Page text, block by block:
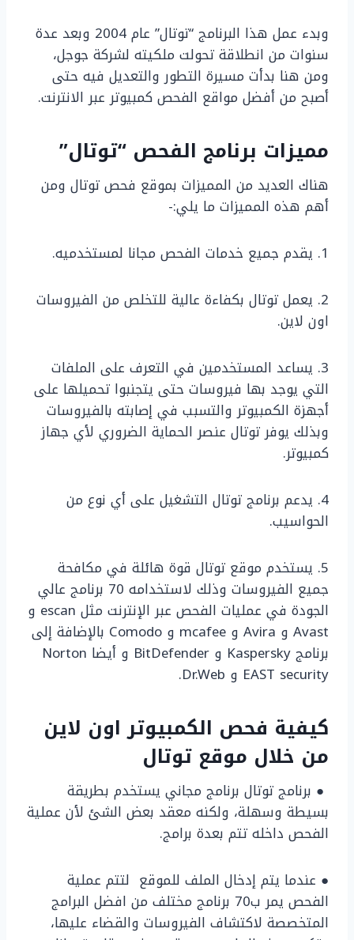
وبدء عمل هذا البرنامج “توتال” عام 2004 وبعد عدة
سنوات من انطلاقة تحولت ملكيته لشركة جوجل،
ومن هنا بدأت مسيرة التطور والتعديل فيه حتى
أصبح من أفضل مواقع الفحص كمبيوتر عبر الانترنت.
مميزات برنامج الفحص “توتال”
هناك العديد من المميزات بموقع فحص توتال ومن
أهم هذه المميزات ما يلي:-
1. يقدم جميع خدمات الفحص مجانا لمستخدميه.
2. يعمل توتال بكفاءة عالية للتخلص من الفيروسات
اون لاين.
3. يساعد المستخدمين في التعرف على الملفات
التي يوجد بها فيروسات حتى يتجنبوا تحميلها على
أجهزة الكمبيوتر والتسبب في إصابته بالفيروسات
وبذلك يوفر توتال عنصر الحماية الضروري لأي جهاز
كمبيوتر.
4. يدعم برنامج توتال التشغيل على أي نوع من
الحواسيب.
5. يستخدم موقع توتال قوة هائلة في مكافحة
جميع الفيروسات وذلك لاستخدامه 70 برنامج عالي
الجودة في عمليات الفحص عبر الإنترنت مثل escan و
Avast و Avira و mcafee و Comodo بالإضافة إلى
برنامج Kaspersky و BitDefender و أيضا Norton
EAST security و Dr.Web.
كيفية فحص الكمبيوتر اون لاين
من خلال موقع توتال
● برنامج توتال برنامج مجاني يستخدم بطريقة
بسيطة وسهلة، ولكنه معقد بعض الشئ لأن عملية
الفحص داخله تتم بعدة برامج.
● عندما يتم إدخال الملف للموقع لتتم عملية
الفحص يمر ب70 برنامج مختلف من افضل البرامج
المتخصصة لاكتشاف الفيروسات والقضاء عليها،